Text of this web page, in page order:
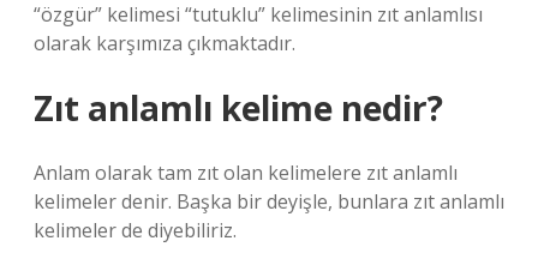
“özgür” kelimesi “tutuklu” kelimesinin zıt anlamlısı
olarak karşımıza çıkmaktadır.
Zıt anlamlı kelime nedir?
Anlam olarak tam zıt olan kelimelere zıt anlamlı
kelimeler denir. Başka bir deyişle, bunlara zıt anlamlı
kelimeler de diyebiliriz.